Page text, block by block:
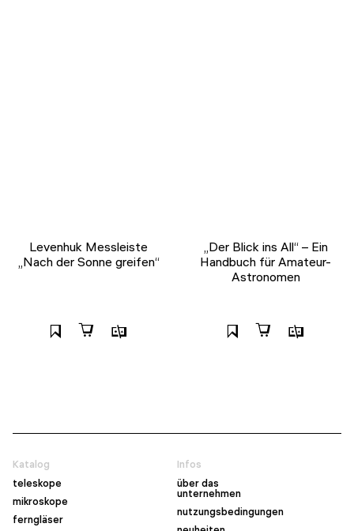
Levenhuk Messleiste
„Nach der Sonne greifen“
„Der Blick ins All“ – Ein
Handbuch für Amateur-
Astronomen
Katalog
teleskope
mikroskope
ferngläser
Infos
über das
unternehmen
nutzungsbedingungen